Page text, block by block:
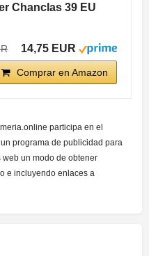
Chanclas 39 EU
14,75 EUR
Comprar en Amazon
participa en el
programa de publicidad para
un modo de obtener
e incluyendo enlaces a